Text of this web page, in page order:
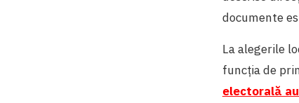
documente
La alegerile
funcția de
electorală